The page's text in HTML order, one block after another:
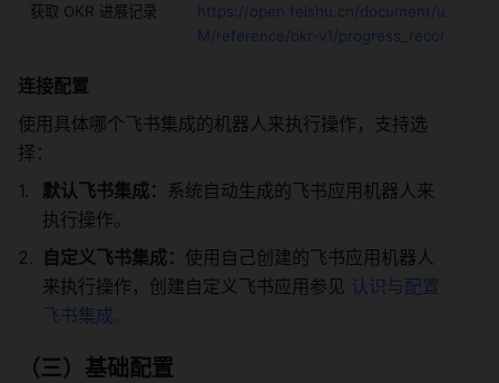
获取 OKR 进展记录
https://open.feishu.cn/document/
M/reference/okr-v1/progress_record/get
连接配置
使用具体哪个飞书集成的机器人来执行操作，支持选
择：
默认飞书集成： 系统自动生成的飞书应用机器人来
执行操作。
自定义飞书集成： 使用自己创建的飞书应用机器人
来执行操作，创建自定义飞书应用参见 认识与配置
飞书集成
（三）基础配置